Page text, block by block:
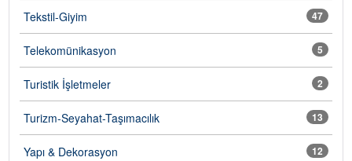
Tekstil-Giyim 47
Telekomünikasyon 5
Turistik İşletmeler 2
Turizm-Seyahat-Taşımacılık 13
Yapı & Dekorasyon 12